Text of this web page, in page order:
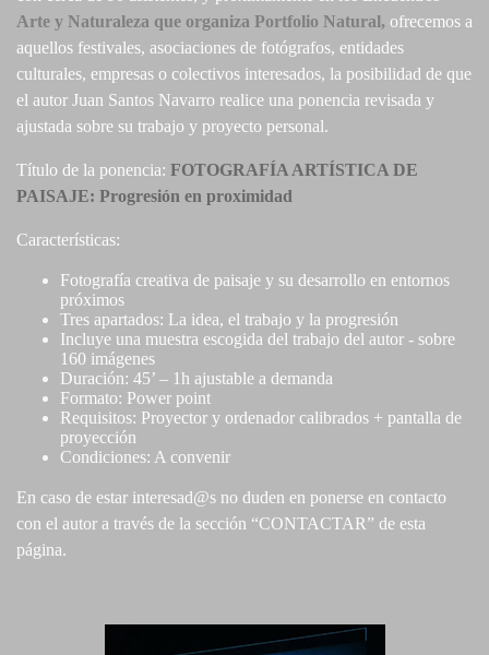
Arte y Naturaleza que organiza Portfolio Natural, ofrecemos a
aquellos festivales, asociaciones de fotógrafos, entidades
culturales, empresas o colectivos interesados, la posibilidad de que
el autor Juan Santos Navarro realice una ponencia revisada y
ajustada sobre su trabajo y proyecto personal.
Título de la ponencia: FOTOGRAFÍA ARTÍSTICA DE
PAISAJE: Progresión en proximidad
Características:
Fotografía creativa de paisaje y su desarrollo en entornos
próximos
Tres apartados: La idea, el trabajo y la progresión
Incluye una muestra escogida del trabajo del autor - sobre
160 imágenes
Duración: 45’ – 1h ajustable a demanda
Formato: Power point
Requisitos: Proyector y ordenador calibrados + pantalla de
proyección
Condiciones: A convenir
En caso de estar interesad@s no duden en ponerse en contacto
con el autor a través de la sección “CONTACTAR” de esta
página.